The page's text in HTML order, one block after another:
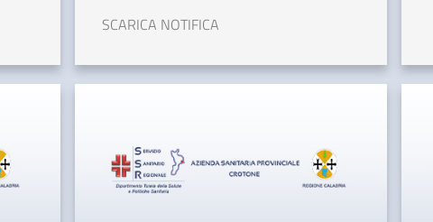
SCARICA NOTIFICA